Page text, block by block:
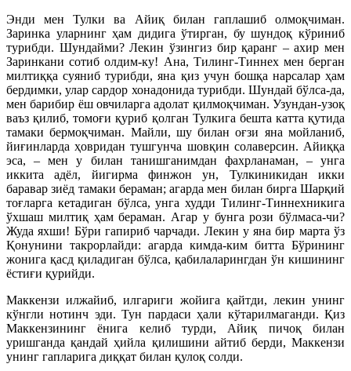
Энди мен Тулки ва Айиқ билан гаплашиб олмоқчиман.
Заринка уларнинг ҳам дидига ўтирган, бу шундоқ кўриниб
турибди. Шундайми? Лекин ўзингиз бир қаранг – ахир мен
Заринкани сотиб олдим-ку! Ана, Тилинг-Тиннех мен берган
милтиққа суяниб турибди, яна қиз учун бошқа нарсалар ҳам
бердимки, улар сардор хонадонида турибди. Шундай бўлса-да,
мен барибир ёш овчиларга адолат қилмоқчиман. Узундан-узоқ
ваъз қилиб, томоғи қуриб қолган Тулкига бешта катта қутида
тамаки бермоқчиман. Майли, шу билан оғзи яна мойланиб,
йиғинларда ҳовридан тушгунча шовқин солаверсин. Айиққа
эса, – мен у билан танишганимдан фахрланаман, – унга
иккита адёл, йигирма финжон ун, Тулкиникидан икки
баравар зиёд тамаки бераман; агарда мен билан бирга Шарқий
тоғларга кетадиган бўлса, унга худди Тилинг-Тиннехникига
ўхшаш милтиқ ҳам бераман. Агар у бунга рози бўлмаса-чи?
Жуда яхши! Бўри гапириб чарчади. Лекин у яна бир марта ўз
Қонунини такрорлайди: агарда кимда-ким битта Бўрининг
жонига қасд қиладиган бўлса, қабилаларингдан ўн кишининг
ёстиғи қурийди.
Маккензи илжайиб, илгариги жойига қайтди, лекин унинг
кўнгли нотинч эди. Тун пардаси ҳали кўтарилмаганди. Қиз
Маккензининг ёнига келиб турди, Айиқ пичоқ билан
уришганда қандай ҳийла қилишини айтиб берди, Маккензи
унинг гапларига диққат билан қулоқ солди.